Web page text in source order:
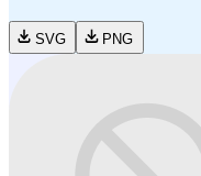
SVG PNG